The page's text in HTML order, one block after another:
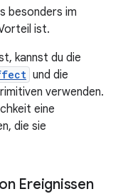
besonders im
ist.
kannst du die
und die
verwenden.
eine
die sie
Ereignissen